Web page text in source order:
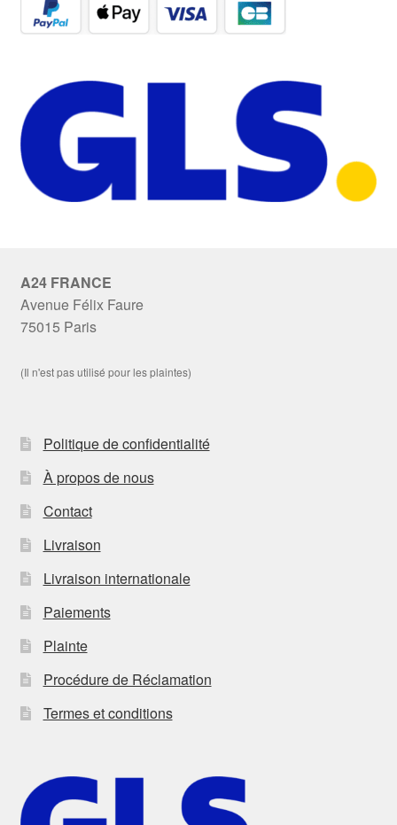
A24 FRANCE
Avenue Félix Faure
75015 Paris
(Il n'est pas utilisé pour les plaintes)
Politique de confidentialité
À propos de nous
Contact
Livraison
Livraison internationale
Paiements
Plainte
Procédure de Réclamation
Termes et conditions